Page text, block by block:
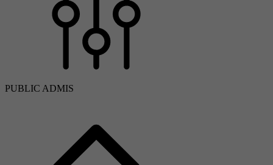
PUBLIC ADMIS